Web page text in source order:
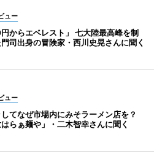
ュー
円からエベレスト」 七大陸最高峰を制
司出身の冒険家・西川史晃さんに聞く
ュー
てなぜ市場内にみそラーメン店を？
はらぁ麺や」・二木智幸さんに聞く